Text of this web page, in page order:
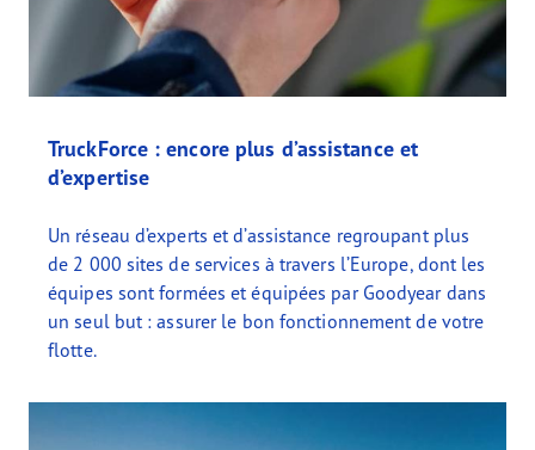
TruckForce : encore plus d’assistance et
d’expertise
Un réseau d’experts et d’assistance regroupant plus
de 2 000 sites de services à travers l’Europe, dont les
équipes sont formées et équipées par Goodyear dans
un seul but : assurer le bon fonctionnement de votre
flotte.